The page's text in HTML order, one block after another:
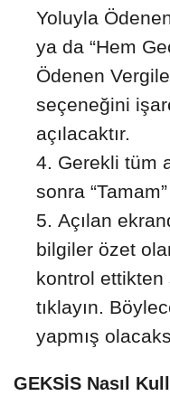
Yoluyla
ya da “Hem
Ödenen
seçeneğini
açılacaktır.
Gerekli tüm
sonra
Açılan
bilgiler özet
kontrol ettikten
tıklayın.
yapmış
GEKSİS Nasıl